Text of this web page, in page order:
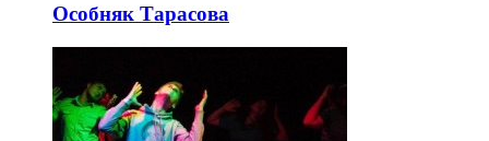
Особняк Тарасова